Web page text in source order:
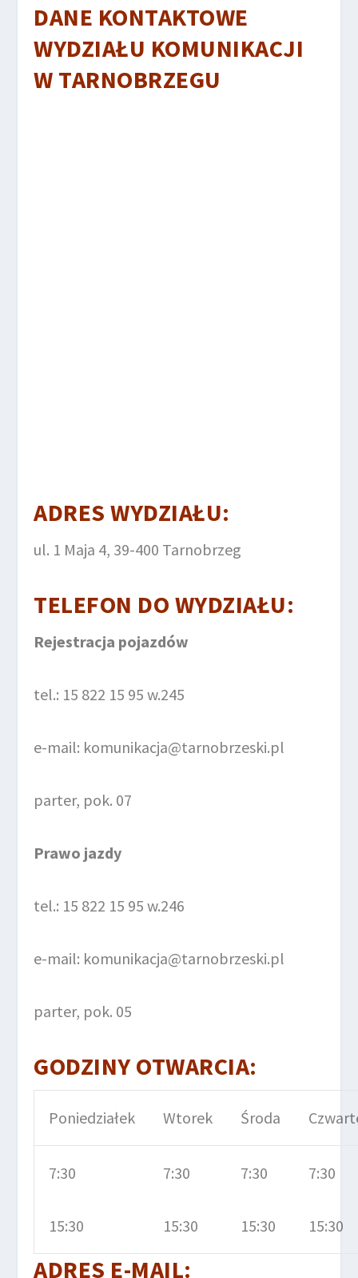
DANE KONTAKTOWE
WYDZIAŁU KOMUNIKACJI
W TARNOBRZEGU
ADRES WYDZIAŁU:
ul. 1 Maja 4, 39-400 Tarnobrzeg
TELEFON DO WYDZIAŁU:
Rejestracja pojazdów
tel.: 15 822 15 95 w.245
e-mail: komunikacja@tarnobrzeski.pl
parter, pok. 07
Prawo jazdy
tel.: 15 822 15 95 w.246
e-mail: komunikacja@tarnobrzeski.pl
parter, pok. 05
GODZINY OTWARCIA:
Poniedziałek Wtorek Środa
7:30
15:30
7:30
15:30
7:30
15:30
7:30
15:30
ADRES E-MAIL: